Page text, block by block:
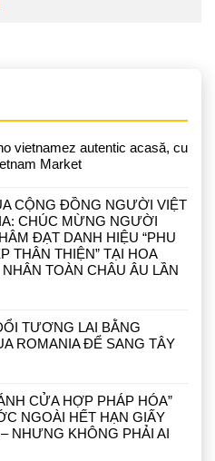
vietnamez autentic acasă, cu
Market
CỘNG ĐỒNG NGƯỜI VIỆT
CHÚC MỪNG NGƯỜI
ĐẠT DANH HIỆU “PHU
THÂN THIỆN” TẠI HOA
TOÀN CHÂU ÂU LẦN
TƯƠNG LAI BẰNG
ROMANIA ĐỂ SANG TÂY
CỬA HỢP PHÁP HÓA”
NGOÀI HẾT HẠN GIẤY
NHƯNG KHÔNG PHẢI AI